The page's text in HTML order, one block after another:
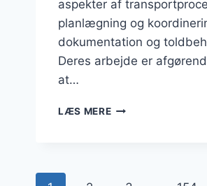
aspekter af
planlægning og
dokumentation og
Deres arbejde er
at…
LÆS MERESPEDITØR